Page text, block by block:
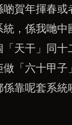
賀年揮春或
，係我哋
天干」同
「六十甲
靠呢套系統